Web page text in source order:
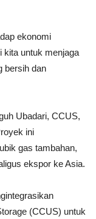
ekonomi
kita untuk menjaga
bersih dan
Ubadari, CCUS,
ini
gas tambahan,
ekspor ke Asia.
(CCUS) untuk